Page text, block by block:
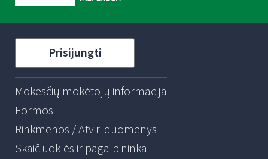
Prisijungti
Mokesčių mokėtojų informacija
Formos
Rinkmenos / Atviri duomenys
Skaičiuoklės ir pagalbininkai